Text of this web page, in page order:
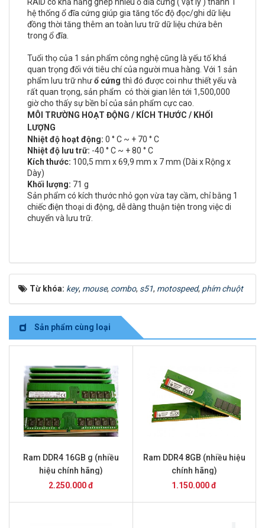
hệ thống ổ đĩa cứng giúp gia tăng tốc độ đọc/ghi dữ liệu
đồng thời tăng thêm an toàn lưu trữ dữ liệu chứa bên
trong ổ đĩa.
Tuổi thọ của 1 sản phẩm công nghệ cũng là yếu tố khá
quan trọng đối với tiêu chí của người mua hàng. Với 1 sản
phẩm lưu trữ nhưổ cứng thì đó được coi như thiết yếu và
rất quan trọng, sản phẩm có thời gian lên tới 1,500,000
giờ cho thấy sự bền bỉ của sản phẩm cực cao.
MÔI TRƯỜNG HOẠT ĐỘNG / KÍCH THƯỚC / KHỐI
LƯỢNG
Nhiệt độ hoạt động: 0 ° C ~ + 70 ° C
Nhiệt độ lưu trữ: -40 ° C ~ + 80 ° C
Kích thước: 100,5 mm x 69,9 mm x 7 mm (Dài x Rộng x
Dày)
Khối lượng: 71 g
Sản phẩm có kích thước nhỏ gọn vừa tay cầm, chỉ bằng 1
chiếc điện thoại di động, dễ dàng thuận tiện trong việc di
chuyển và lưu trữ.
Từ khóa: key, mouse, combo, s51, motospeed, phím chuột
Sản phẩm cùng loại
Ram DDR4 16GB g (nhiều
hiệu chính hãng)
2.250.000 đ
Ram DDR4 8GB (nhiều hiệu
chính hãng)
1.150.000 đ